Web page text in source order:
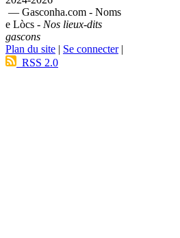
— Gasconha.com - Noms
e Lòcs - Nos lieux-dits
gascons
Plan du site | Se connecter|
RSS 2.0